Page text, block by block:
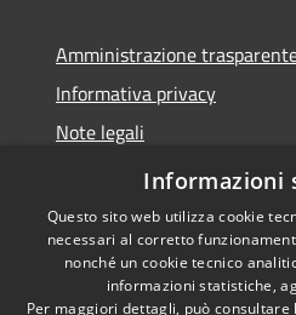
Amministrazione
Informativa privacy
Note legali
Dichiarazione di accessibilità
Informazioni
Questo sito web utilizza cookie
necessari al corretto
nonché un cookie tecnico
informazioni statistiche,
Per maggiori dettagli, può consultare